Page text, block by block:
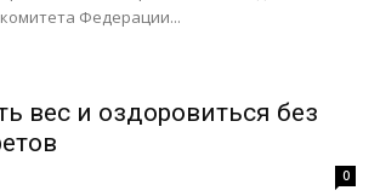
Федерации...
вес и оздоровиться без
0